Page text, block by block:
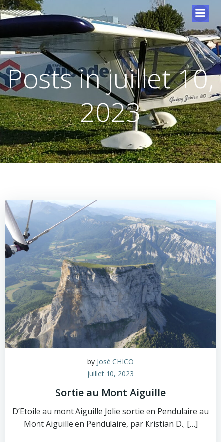
Posts in juillet 10,
2023
by José CHICO
juillet 10, 2023
Sortie au Mont Aiguille
D’Etoile au mont Aiguille Jolie sortie en Pendulaire au
Mont Aiguille en Pendulaire, par Kristian D., […]